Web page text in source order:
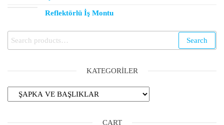
Reflektörlü İş Montu
Search
KATEGORILER
CART